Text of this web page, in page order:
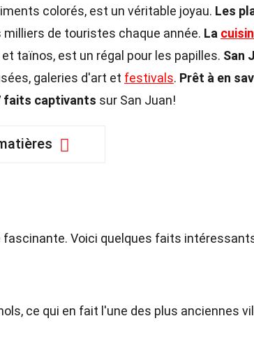
colorés, est un véritable joyau. Les
de touristes chaque année. La
taïnos, est un régal pour les papilles. San
galeries d'art et festivals. Prêt à en
faits captivants sur San Juan!
fascinante. Voici quelques faits
ce qui en fait l'une des plus anciennes